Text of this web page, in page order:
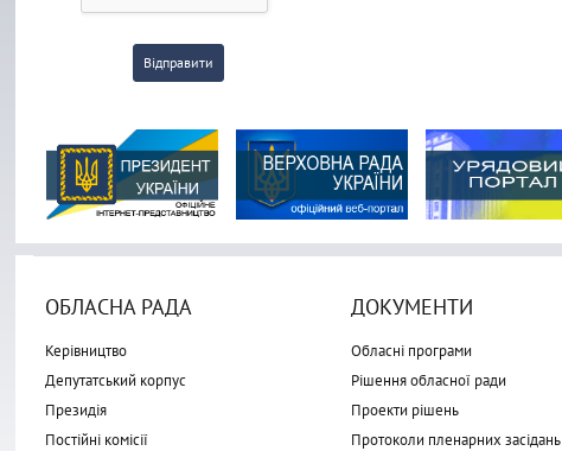
Відправити
ОБЛАСНА РАДА
Керівництво
Депутатський корпус
Президія
Постійні комісії
ДОКУМЕНТИ
Обласні програми
Рішення обласної ради
Проекти рішень
Протоколи пленарних засідань